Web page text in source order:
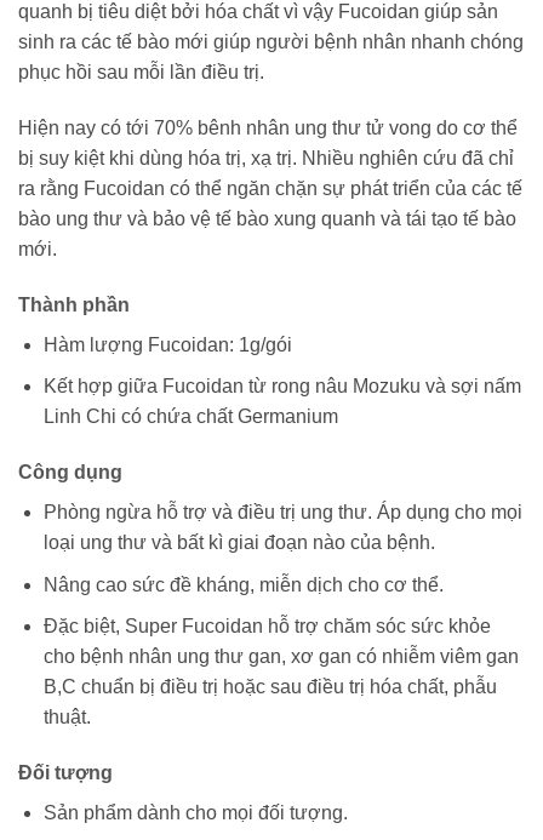
quanh bị tiêu diệt bởi hóa chất vì vậy Fucoidan giúp sản
sinh ra các tế bào mới giúp người bệnh nhân nhanh chóng
phục hồi sau mỗi lần điều trị.
Hiện nay có tới 70% bênh nhân ung thư tử vong do cơ thể
bị suy kiệt khi dùng hóa trị, xạ trị. Nhiều nghiên cứu đã chỉ
ra rằng Fucoidan có thể ngăn chặn sự phát triển của các tế
bào ung thư và bảo vệ tế bào xung quanh và tái tạo tế bào
mới.
Thành phần
Hàm lượng Fucoidan: 1g/gói
Kết hợp giữa Fucoidan từ rong nâu Mozuku và sợi nấm
Linh Chi có chứa chất Germanium
Công dụng
Phòng ngừa hỗ trợ và điều trị ung thư. Áp dụng cho mọi
loại ung thư và bất kì giai đoạn nào của bệnh.
Nâng cao sức đề kháng, miễn dịch cho cơ thể.
Đặc biệt, Super Fucoidan hỗ trợ chăm sóc sức khỏe
cho bệnh nhân ung thư gan, xơ gan có nhiễm viêm gan
B,C chuẩn bị điều trị hoặc sau điều trị hóa chất, phẫu
thuật.
Đối tượng
Sản phẩm dành cho mọi đối tượng.